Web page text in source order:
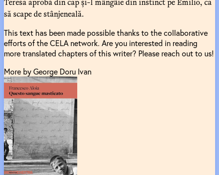
să scape de stânjeneală.
This text has been made possible thanks to the collaborative
efforts of the CELA network. Are you interested in reading
more translated chapters of this writer? Please reach out to us!
More by George Doru Ivan